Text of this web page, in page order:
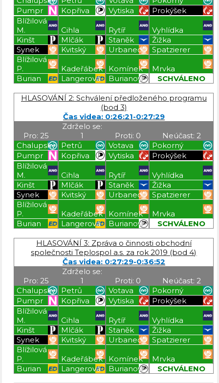
Pumpr
Kopřiva Vytiska
Prokýšek
Blížilová
M.
Cihla Rytíř
Vyhlídka
Kinšt
Mlčák Staněk
Žižka
Synek
Kvitský Urbanec
Spatzierer
Blížilová
P.
Kadeřábek Komínek
Mrvka
Burian
Langerová Burianová
SCHVÁLENO
HLASOVÁNÍ 2: Schválení předloženého programu
(bod 3)
Čas videa: 0:26:21-0:27:29
Pro: 25
Zdrželo se:
1
Proti: 0
Neúčast: 2
Chalupský
Petrů Votava
Pokorný
Pumpr
Kopřiva Vytiska
Prokýšek
Blížilová
M.
Cihla Rytíř
Vyhlídka
Kinšt
Mlčák Staněk
Žižka
Synek
Kvitský Urbanec
Spatzierer
Blížilová
P.
Kadeřábek Komínek
Mrvka
Burian
Langerová Burianová
SCHVÁLENO
HLASOVÁNÍ 3: Zpráva o činnosti obchodní
společnosti Teplospol a.s. za rok 2019 (bod 4)
Čas videa: 0:27:29-0:36:52
Pro: 25
Zdrželo se:
1
Proti: 0
Neúčast: 2
Chalupský
Petrů Votava
Pokorný
Pumpr
Kopřiva Vytiska
Prokýšek
Blížilová
M.
Cihla Rytíř
Vyhlídka
Kinšt
Mlčák Staněk
Žižka
Synek
Kvitský Urbanec
Spatzierer
Blížilová
P.
Kadeřábek Komínek
Mrvka
Burian
Langerová Burianová
SCHVÁLENO